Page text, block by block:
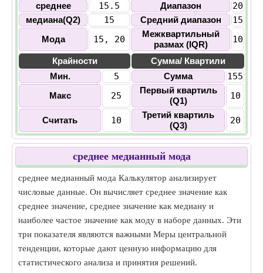
среднее
15.5 Диапазон 20
медиана(Q2) 15 Средний диапазон 15
Mода 15, 20
Межквартильный
размах (IQR)
10
Крайности
Сумма/ Квартили
Мин.
5 Сумма 155
Макс 25
Первый квартиль
(Q1)
10
Считать 10
Третий квартиль
(Q3)
20
среднее медианный мода
среднее медианный мода Калькулятор анализирует
числовые данные. Он вычисляет среднее значение как
среднее значение, среднее значение как медиану и
наиболее частое значение как моду в наборе данных. Эти
три показателя являются важными Меры центральной
тенденции, которые дают ценную информацию для
статистического анализа и принятия решений.